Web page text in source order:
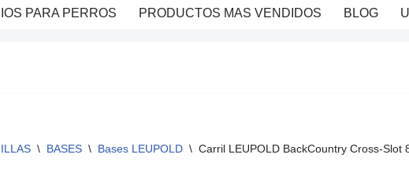
PARA PERROS
PRODUCTOS MAS VENDIDOS BLOG
\ BASES \ Bases LEUPOLD \ Carril LEUPOLD BackCountry Cross-Slot